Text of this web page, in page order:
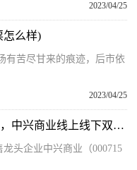
2023/04/25
怎么样)
有苦尽甘来的痕迹，后市依
2023/04/25
环球今亮点！一季度盈利大幅增长，中兴商业线上线下双轮驱动带动业绩新增量
头企业中兴商业（000715